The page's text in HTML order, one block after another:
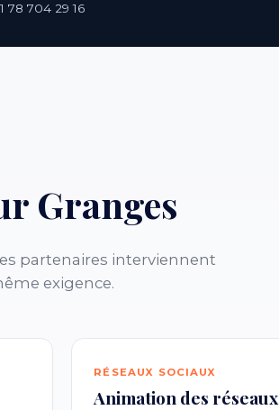
78 704 29 16
Granges
partenaires interviennent
exigence.
RÉSEAUX SOCIAUX
Animation des réseaux